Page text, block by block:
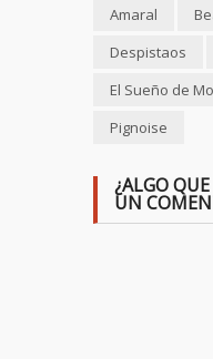
Amaral
Despistaos
El Sueño de
Pignoise
¿ALGO
UN